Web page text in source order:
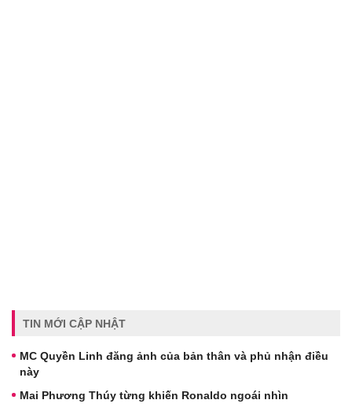
TIN MỚI CẬP NHẬT
MC Quyền Linh đăng ảnh của bản thân và phủ nhận điều
này
Mai Phương Thúy từng khiến Ronaldo ngoái nhìn